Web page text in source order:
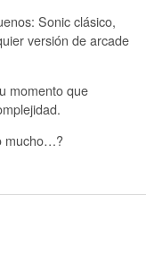
Sonic clásico,
versión de arcade
momento que
mucho…?